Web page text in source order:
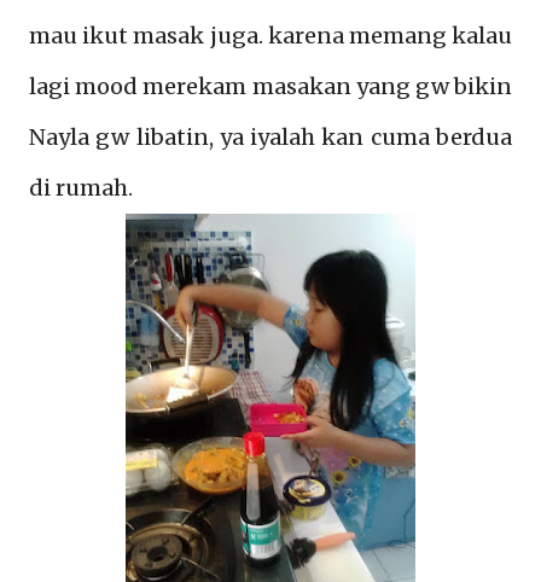
mau ikut masak juga. karena memang kalau
lagi mood merekam masakan yang gw bikin
Nayla gw libatin, ya iyalah kan cuma berdua
di rumah.